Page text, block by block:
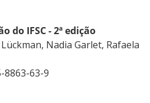
do IFSC - 2ª edição
Nadia Garlet, Rafaela
8863-63-9